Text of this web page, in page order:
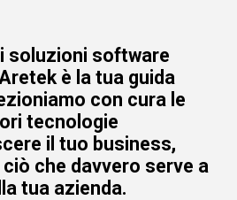
soluzioni software
è la tua guida
con cura le
tecnologie
il tuo business,
che davvero serve a
tua azienda.